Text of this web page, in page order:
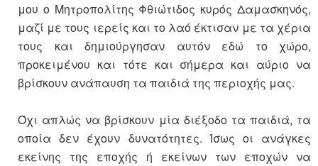
μου ο Μητροπολίτης Φθιώτιδος κυρός Δαμασκηνός,
μαζί με τους ιερείς και το λαό έκτισαν με τα χέρια
τους και δημιούργησαν αυτόν εδώ το χώρο,
προκειμένου και τότε και σήμερα και αύριο να
βρίσκουν ανάπαυση τα παιδιά της περιοχής μας.
Όχι απλώς να βρίσκουν μία διέξοδο τα παιδιά, τα
οποία δεν έχουν δυνατότητες. Ίσως οι ανάγκες
εκείνης της εποχής ή εκείνων των εποχών να